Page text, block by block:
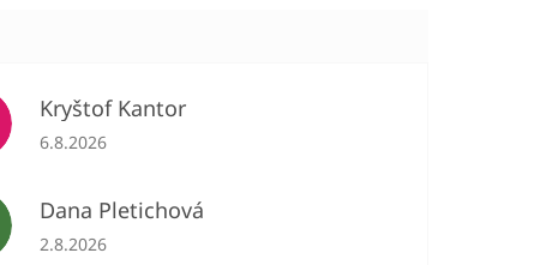
Kryštof Kantor
Hodnocení obchodu je 5 z 5 hvězdiček.
6.8.2026
Dana Pletichová
Hodnocení obchodu je 5 z 5 hvězdiček.
2.8.2026